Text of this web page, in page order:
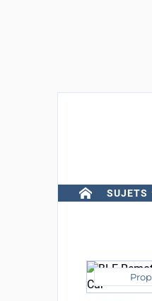
SUJETS